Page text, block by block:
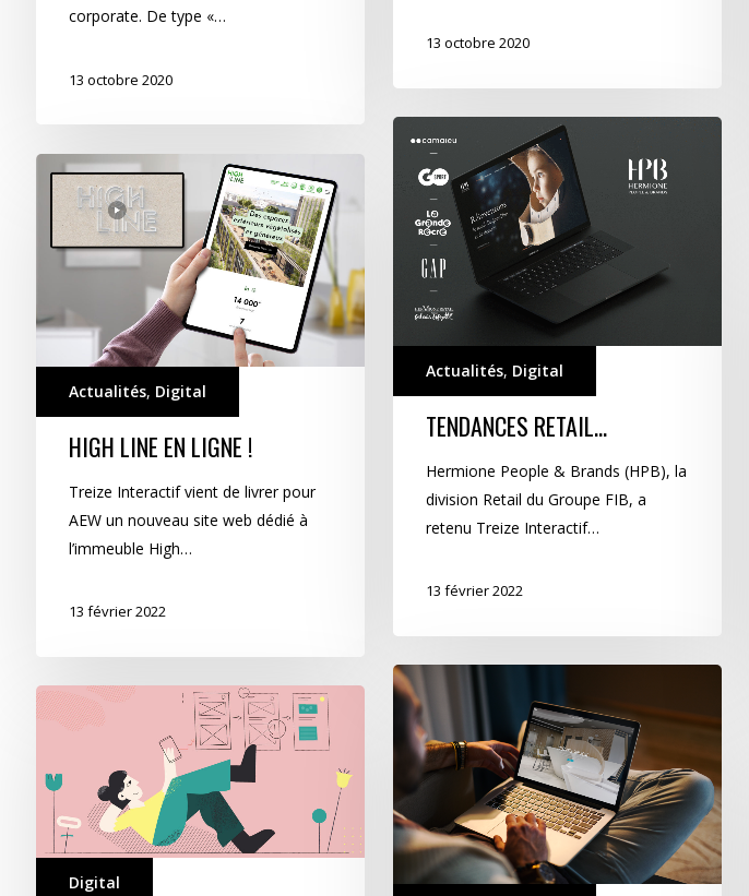
13 octobre 2020
corporate. De type «…
13 octobre 2020
retail…
Actualités, Digital
TENDANCES RETAIL…
Hermione People & Brands (HPB), la
division Retail du Groupe FIB, a
retenu Treize Interactif…
13 février 2022
High
Line
ligne !
Actualités, Digital
HIGH LINE EN LIGNE !
Treize Interactif vient de livrer pour
AEW un nouveau site web dédié à
l’immeuble High…
13 février 2022
Un
site
intuitif
pour
message
clair
YOURS,
l’application
vous
est
dédiée…
Digital